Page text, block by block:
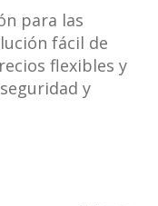
para las
fácil de
flexibles y
y